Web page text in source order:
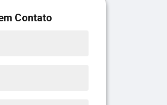
Contato